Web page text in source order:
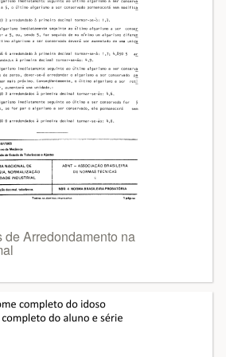
Arredondamento na